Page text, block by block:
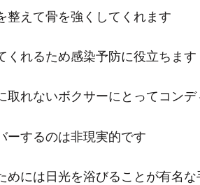
整えて骨を強くしてくれます
くれるため感染予防に役立ちます
取れないボクサーにとってコン
ーするのは非現実的です
めには日光を浴びることが有名